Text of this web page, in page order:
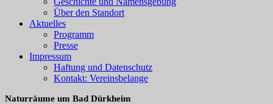
Über den Standort
Aktuelles
Programm
Presse
Impressum
Haftung und Datenschutz
Kontakt: Vereinsbelange
Naturräume um Bad Dürkheim